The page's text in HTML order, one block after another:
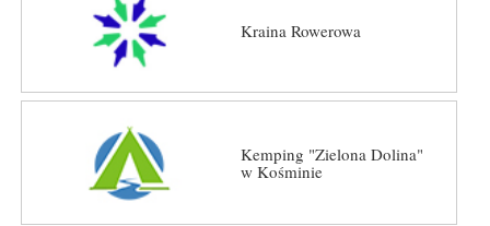
Kraina Rowerowa
Kemping "Zielona Dolina"
w Kośminie